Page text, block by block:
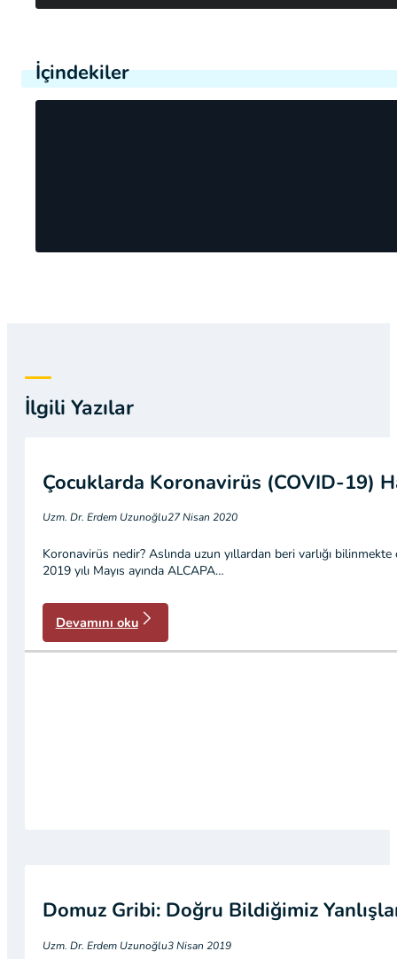
İçindekiler
İlgili Yazılar
Çocuklarda Koronavirüs (COVID-19)
Uzm. Dr. Erdem Uzunoğlu27 Nisan 2020
Koronavirüs nedir? Aslında uzun yıllardan beri varlığı
2019 yılı Mayıs ayında ALCAPA…
Devamını oku
Domuz Gribi: Doğru Bildiğimiz
Uzm. Dr. Erdem Uzunoğlu3 Nisan 2019